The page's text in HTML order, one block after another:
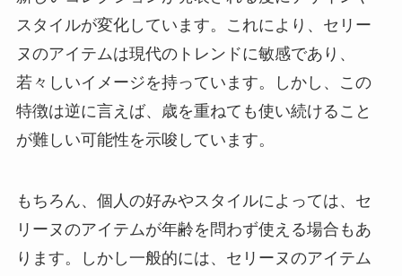
スタイルが変化しています。これにより、セリー
ヌのアイテムは現代のトレンドに敏感であり、
若々しいイメージを持っています。しかし、この
特徴は逆に言えば、歳を重ねても使い続けること
が難しい可能性を示唆しています。
もちろん、個人の好みやスタイルによっては、セ
リーヌのアイテムが年齢を問わず使える場合もあ
ります。しかし一般的には、セリーヌのアイテム